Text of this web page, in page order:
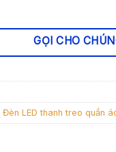
GỌI CHO
Đèn LED thanh treo quần